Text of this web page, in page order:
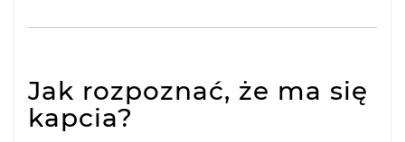
Jak rozpoznać, że ma się
kapcia?